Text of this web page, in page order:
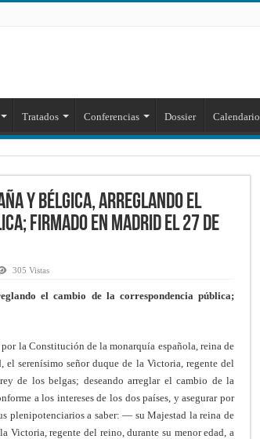
Tratados Conferencias Dossier Calendario
y Bélgica, arreglando el
firmado en Madrid el 27 de
305 Vistas
el cambio de la correspondencia pública;
la Constitución de la monarquía española, reina de
el serenísimo señor duque de la Victoria, regente del
de los belgas; deseando arreglar el cambio de la
a los intereses de los dos países, y asegurar por
plenipotenciarios a saber: — su Majestad la reina de
Victoria, regente del reino, durante su menor edad, a